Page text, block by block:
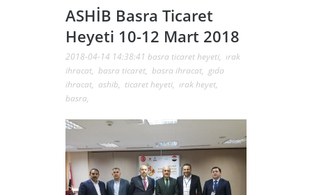
ASHİB Basra Ticaret
Heyeti 10-12 Mart 2018
2018-04-14 14:38:41 basra ticaret heyeti, ırak
ihracat, basra ticaret, basra ihracat, gıda
ihracat, ashib, ticaret heyeti, ırak heyet,
basra,